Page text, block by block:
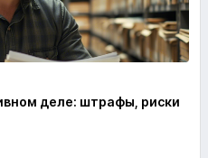
деле: штрафы, риски